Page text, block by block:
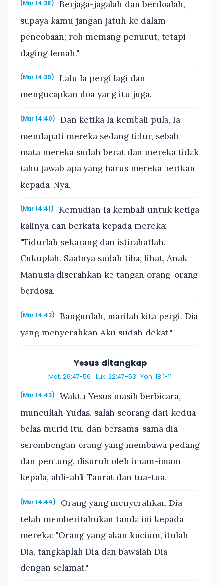
(Mar 14:38)
Berjaga-jagalah dan berdoalah,
supaya kamu jangan jatuh ke dalam
pencobaan; roh memang penurut, tetapi
daging lemah."
(Mar 14:39)
Lalu Ia pergi lagi dan
mengucapkan doa yang itu juga.
(Mar 14:40)
Dan ketika Ia kembali pula, Ia
mendapati mereka sedang tidur, sebab
mata mereka sudah berat dan mereka tidak
tahu jawab apa yang harus mereka berikan
kepada-Nya.
(Mar 14:41)
Kemudian Ia kembali untuk ketiga
kalinya dan berkata kepada mereka:
"Tidurlah sekarang dan istirahatlah.
Cukuplah. Saatnya sudah tiba, lihat, Anak
Manusia diserahkan ke tangan orang-orang
berdosa.
(Mar 14:42)
Bangunlah, marilah kita pergi. Dia
yang menyerahkan Aku sudah dekat."
Yesus ditangkap
Mat. 26:47-56 · Luk. 22:47-53 · Yoh. 18:1-11
(Mar 14:43)
Waktu Yesus masih berbicara,
muncullah Yudas, salah seorang dari kedua
belas murid itu, dan bersama-sama dia
serombongan orang yang membawa pedang
dan pentung, disuruh oleh imam-imam
kepala, ahli-ahli Taurat dan tua-tua.
(Mar 14:44)
Orang yang menyerahkan Dia
telah memberitahukan tanda ini kepada
mereka: "Orang yang akan kucium, itulah
Dia, tangkaplah Dia dan bawalah Dia
dengan selamat."